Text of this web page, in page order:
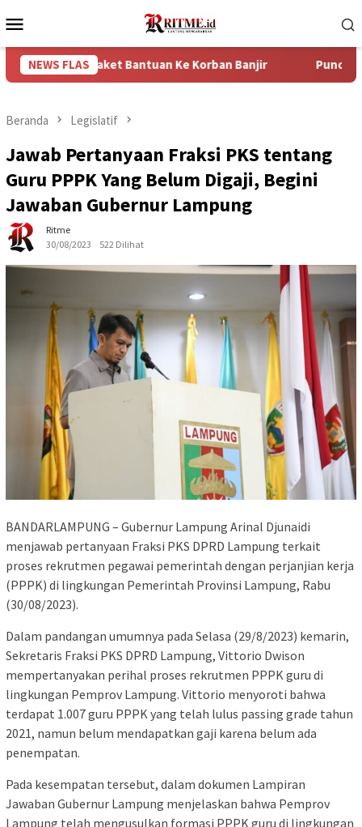
ke
Mobile
NEWS FLAS
Paket Bantuan Ke Korban Banjir Puncak Arus Balik
Beranda Legislatif
Jawab Pertanyaan Fraksi PKS tentang
Guru PPPK Yang Belum Digaji, Begini
Jawaban Gubernur Lampung
Ritme
30/08/2023
522 Dilihat
BANDARLAMPUNG – Gubernur Lampung Arinal Djunaidi
menjawab pertanyaan Fraksi PKS DPRD Lampung terkait
proses rekrutmen pegawai pemerintah dengan perjanjian kerja
(PPPK) di lingkungan Pemerintah Provinsi Lampung, Rabu
(30/08/2023).
Dalam pandangan umumnya pada Selasa (29/8/2023) kemarin,
Sekretaris Fraksi PKS DPRD Lampung, Vittorio Dwison
mempertanyakan perihal proses rekrutmen PPPK guru di
lingkungan Pemprov Lampung. Vittorio menyoroti bahwa
terdapat 1.007 guru PPPK yang telah lulus passing grade tahun
2021, namun belum mendapatkan gaji karena belum ada
penempatan.
Pada kesempatan tersebut, dalam dokumen Lampiran
Jawaban Gubernur Lampung menjelaskan bahwa Pemprov
Lampung telah mengusulkan formasi PPPK guru di lingkungan